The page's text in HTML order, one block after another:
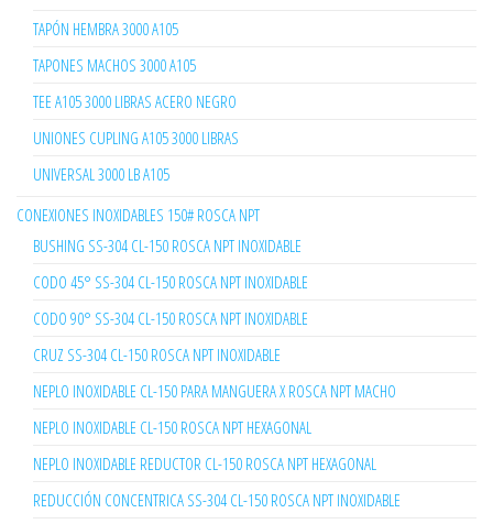
TAPÓN HEMBRA 3000 A105
TAPONES MACHOS 3000 A105
TEE A105 3000 LIBRAS ACERO NEGRO
UNIONES CUPLING A105 3000 LIBRAS
UNIVERSAL 3000 LB A105
CONEXIONES INOXIDABLES 150# ROSCA NPT
BUSHING SS-304 CL-150 ROSCA NPT INOXIDABLE
CODO 45° SS-304 CL-150 ROSCA NPT INOXIDABLE
CODO 90° SS-304 CL-150 ROSCA NPT INOXIDABLE
CRUZ SS-304 CL-150 ROSCA NPT INOXIDABLE
NEPLO INOXIDABLE CL-150 PARA MANGUERA X ROSCA NPT MACHO
NEPLO INOXIDABLE CL-150 ROSCA NPT HEXAGONAL
NEPLO INOXIDABLE REDUCTOR CL-150 ROSCA NPT HEXAGONAL
REDUCCIÓN CONCENTRICA SS-304 CL-150 ROSCA NPT INOXIDABLE